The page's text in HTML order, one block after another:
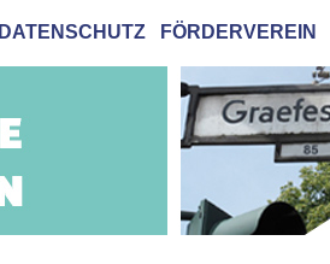
DATENSCHUTZ FÖRDERVEREIN